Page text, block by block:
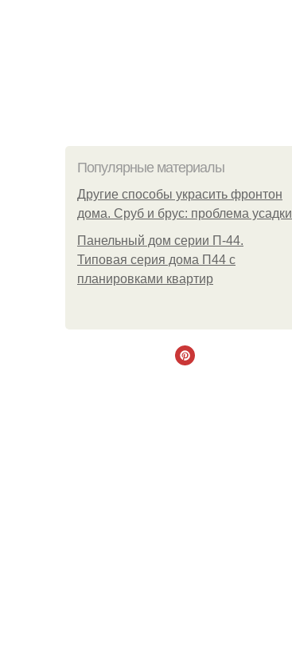
Популярные материалы
Другие способы украсить фронтон
дома. Сруб и брус: проблема усадки
Панельный дом серии П-44.
Типовая серия дома П44 с
планировками квартир